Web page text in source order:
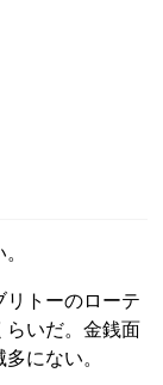
トーのローテ
らいだ。金銭面
にない。